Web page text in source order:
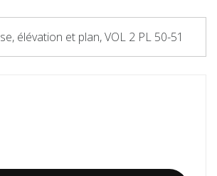
élévation et plan, VOL 2 PL 50-51